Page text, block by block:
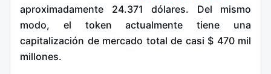
aproximadamente 24.371 dólares. Del mismo
modo, el token actualmente tiene una
capitalización de mercado total de casi $ 470 mil
millones.